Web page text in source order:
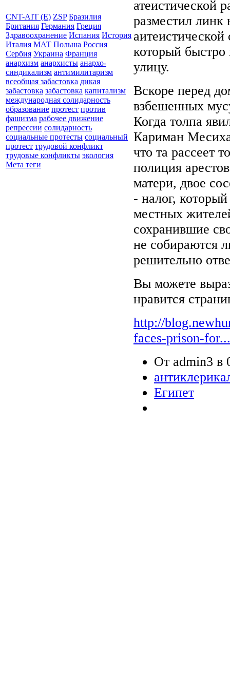
CNT-AIT (E) ZSP Бразилия
Британия Германия Греция
Здравоохранение Испания История
Италия МАТ Польша Россия
Сербия Украина Франция
анархизм анархисты анархо-
синдикализм антимилитаризм
всеобщая забастовка дикая
забастовка забастовка капитализм
международная солидарность
образование протест против
фашизма рабочее движение
репрессии солидарность
социальные протесты социальный
протест трудовой конфликт
трудовые конфликты экология
Мета теги
атеистической
разместил
который быстро
улицу.
Вскоре перед
взбешенных
Когда толпа
Кариман
что та рассеет
полиция
матери, двое
- налог,
местных
сохранившие
не собираются
решительно
Вы можете
нравится
http://
faces-prison-for...
От admin3 в
Египет